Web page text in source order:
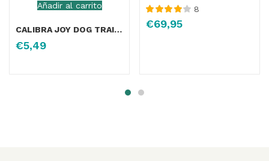
Añadir al carrito
CALIBRA JOY DOG TRAINING S&M BEEF 150GR
€5,49
Valorado
con4.00
8
€69,95